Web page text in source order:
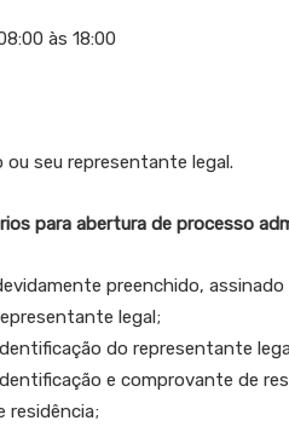
às 18:00
seu representante legal.
para abertura de processo
preenchido,
legal;
do representante
e comprovante de
residência;